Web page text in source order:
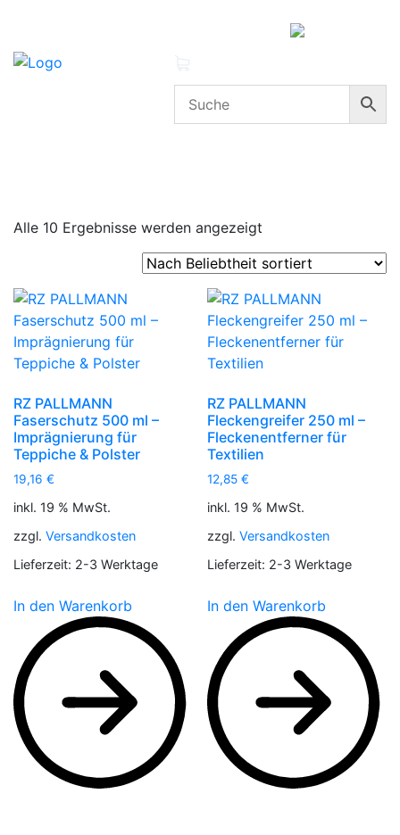
Alle 10 Ergebnisse werden angezeigt
RZ PALLMANN
Faserschutz 500 ml –
Imprägnierung für
Teppiche & Polster
19,16 €
inkl. 19 % MwSt.
zzgl. Versandkosten
Lieferzeit: 2-3 Werktage
In den Warenkorb
RZ PALLMANN
Fleckengreifer 250 ml –
Fleckenentferner für
Textilien
12,85€
inkl. 19 % MwSt.
zzgl.Versandkosten
Lieferzeit: 2-3 Werktage
In den Warenkorb